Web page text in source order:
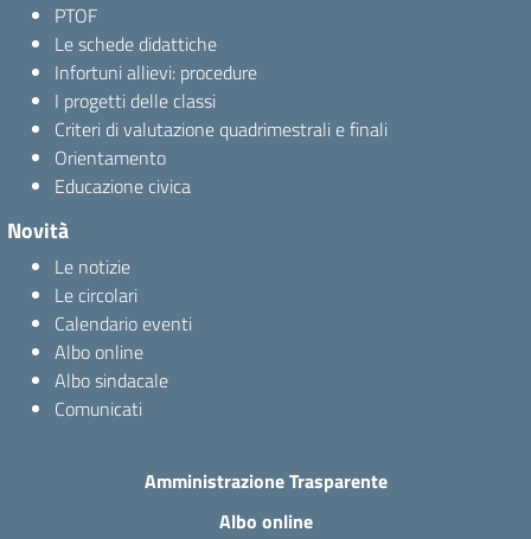
PTOF
Le schede didattiche
Infortuni allievi: procedure
I progetti delle classi
Criteri di valutazione quadrimestrali e finali
Orientamento
Educazione civica
Novità
Le notizie
Le circolari
Calendario eventi
Albo online
Albo sindacale
Comunicati
Amministrazione Trasparente
Albo online